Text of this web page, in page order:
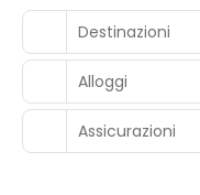
Destinazioni
Alloggi
Assicurazioni